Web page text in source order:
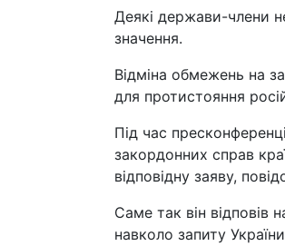
Деякі держави-члени
значення.
Відміна обмежень на
для протистояння
Під час
закордонних справ
відповідну заяву,
Саме так він відповів
навколо запиту